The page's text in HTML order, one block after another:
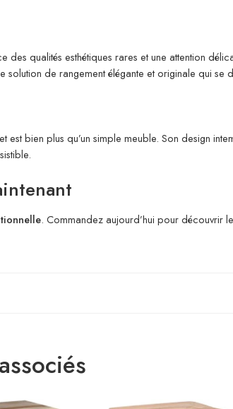
des qualités esthétiques rares et une attention
solution de rangement élégante et originale qui
est bien plus qu’un simple meuble. Son design
. Commandez aujourd’hui pour découvrir